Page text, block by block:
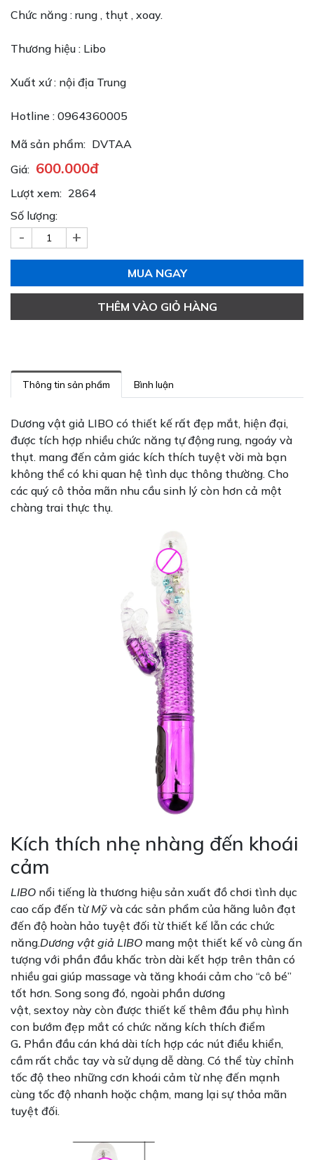
Chức năng : rung , thụt , xoay.
Thương hiệu : Libo
Xuất xứ : nội địa Trung
Hotline : 0964360005
Mã sản phẩm: DVTAA
Giá: 600.000đ
Lượt xem: 2864
Số lượng:
- +
MUA NGAY
THÊM VÀO GIỎ HÀNG
Thông tin sản phẩm Bình luận
Dương vật giả LIBO có thiết kế rất đẹp mắt, hiện đại,
được tích hợp nhiều chức năng tự động rung, ngoáy và
thụt. mang đến cảm giác kích thích tuyệt vời mà bạn
không thể có khi quan hệ tình dục thông thường. Cho
các quý cô thỏa mãn nhu cầu sinh lý còn hơn cả một
chàng trai thực thụ.
Kích thích nhẹ nhàng đến khoái
cảm
LIBO nổi tiếng là thương hiệu sản xuất đồ chơi tình dục
cao cấp đến từ Mỹ và các sản phẩm của hãng luôn đạt
đến độ hoàn hảo tuyệt đối từ thiết kế lẫn các chức
năng.Dương vật giả LIBO mang một thiết kế vô cùng ấn
tượng với phần đầu khấc tròn dài kết hợp trên thân có
nhiều gai giúp massage và tăng khoái cảm cho “cô bé”
tốt hơn. Song song đó, ngoài phần dương
vật, sextoy này còn được thiết kế thêm đầu phụ hình
con bướm đẹp mắt có chức năng kích thích điểm
G. Phần đầu cán khá dài tích hợp các nút điều khiển,
cầm rất chắc tay và sử dụng dễ dàng. Có thể tùy chỉnh
tốc độ theo những cơn khoái cảm từ nhẹ đến mạnh
cùng tốc độ nhanh hoặc chậm, mang lại sự thỏa mãn
tuyệt đối.